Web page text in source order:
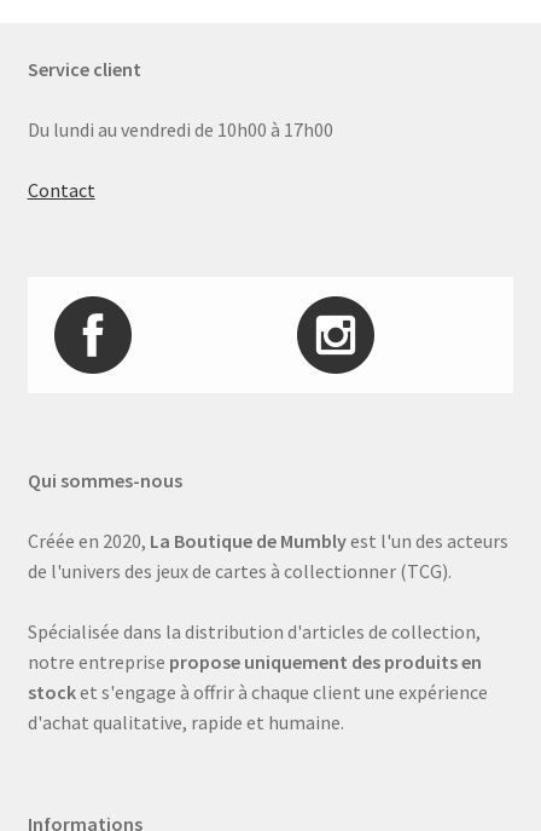
Service client
Du lundi au vendredi de 10h00 à 17h00
Contact
Qui sommes-nous
Créée en 2020, La Boutique de Mumblyest l'un des acteurs
de l'univers des jeux de cartes à collectionner (TCG).
Spécialisée dans la distribution d'articles de collection,
notre entreprise propose uniquement des produits en
stocket s'engage à offrir à chaque client une expérience
d'achat qualitative, rapide et humaine.
Informations